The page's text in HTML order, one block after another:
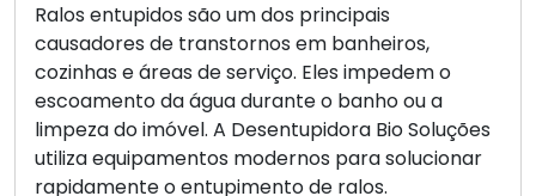
Ralos entupidos são um dos principais
causadores de transtornos em banheiros,
cozinhas e áreas de serviço. Eles impedem o
escoamento da água durante o banho ou a
limpeza do imóvel. A Desentupidora Bio Soluções
utiliza equipamentos modernos para solucionar
rapidamente o entupimento de ralos.